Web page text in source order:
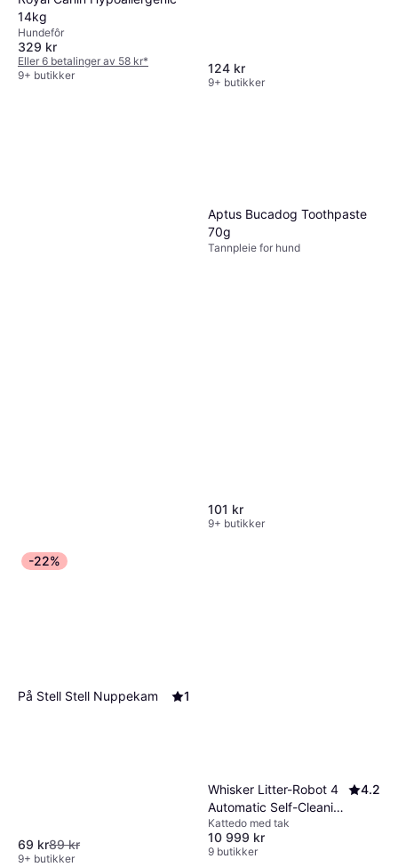
14kg
Hundefôr
329 kr
Eller 6 betalinger av 58 kr*
9+ butikker
124 kr
9+ butikker
Aptus Bucadog Toothpaste
70g
Tannpleie for hund
101 kr
9+ butikker
-22%
På Stell Stell Nuppekam 1
69 kr89 kr
9+ butikker
Whisker Litter-Robot 4
Automatic Self-Cleaning
Cat Litter Box - Black
4.2
Kattedo med tak
10 999 kr
9 butikker